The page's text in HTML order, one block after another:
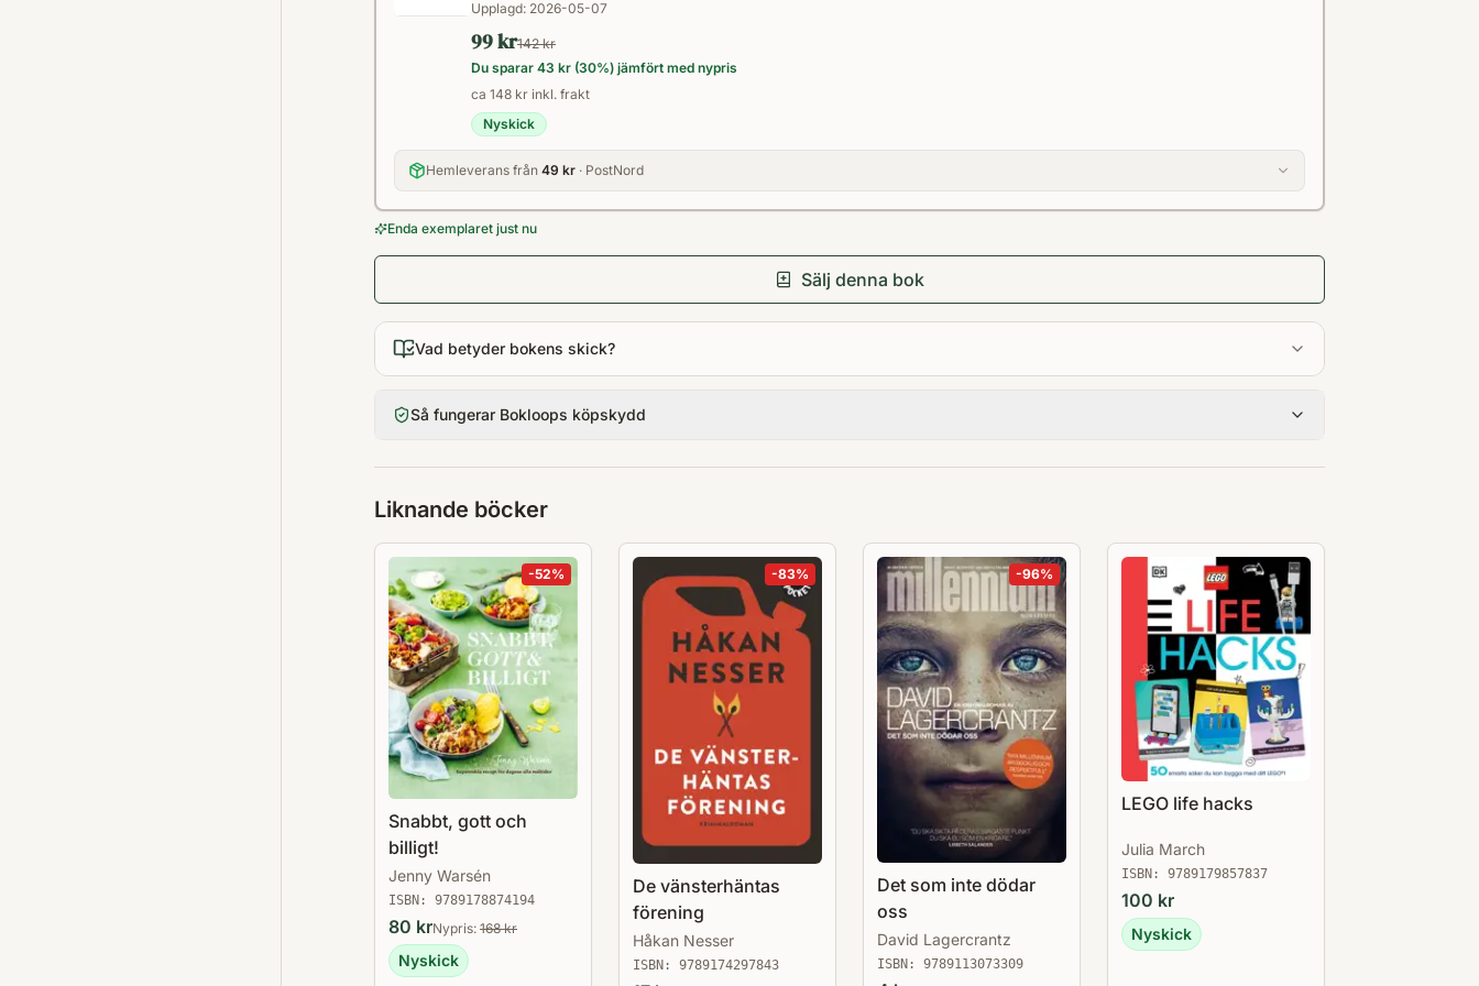
Upplagd: 2026-05-07
99 kr142 kr
Du sparar 43 kr (30%) jämfört med nypris
ca 148 kr inkl. frakt
Nyskick
Hemleverans från 49 kr · PostNord
Enda exemplaret just nu
Sälj denna bok
Vad betyder bokens skick?
Så fungerar Bokloops köpskydd
Liknande böcker
-52%
Snabbt, gott och
billigt!
Jenny Warsén
ISBN: 9789178874194
80 krNypris: 168kr
Nyskick
-83%
De vänsterhäntas
förening
Håkan Nesser
ISBN: 9789174297843
-96%
Det som inte dödar
oss
David Lagercrantz
ISBN: 9789113073309
LEGO life hacks
Julia March
ISBN: 9789179857837
100 kr
Nyskick